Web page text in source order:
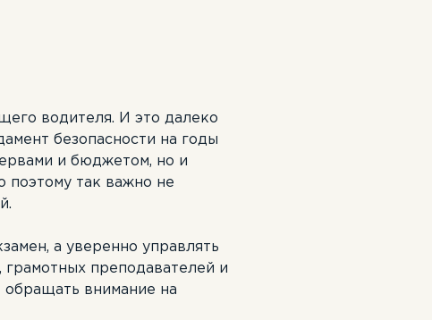
водителя. И это далеко
безопасности на годы
и бюджетом, но и
поэтому так важно не
а уверенно управлять
грамотных преподавателей и
обращать внимание на